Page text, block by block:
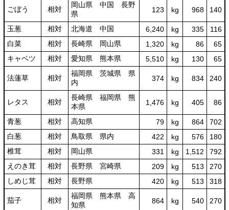
ごぼう 相対
岡山県 中国 長野
県
123 kg 968 140
玉葱 相対 北海道 中国 6,240 kg 335
116
白菜
相対 長崎県 岡山県 1,320 kg 86
65
キャベツ
相対 愛知県 熊本県 5,510 kg 130 65
法蓮草 相対
福岡県 茨城県 県
内
374 kg 834 240
レタス 相対
長崎県 福岡県 熊
本県
1,476 kg 405 86
青葱 相対 高知県 79 kg 864
702
白葱
相対 鳥取県 県内 422 kg 576
180
椎茸
相対 岡山県 331 kg 1,512
792
えのき茸
相対 長野県 宮崎県 209 kg 513
270
しめじ茸
相対 長野県 420 kg 513 318
茄子 相対
福岡県 熊本県 高
知県
864 kg 540 270